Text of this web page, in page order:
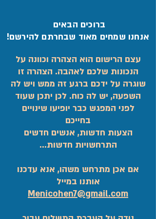
ברוכים הבאים
אנחנו שמחים מאוד שבחרתם להירשם!
עצם הרישום הוא הצהרה וכוונה על
הנכונות שלכם לאהבה. הצהרה זו
שוגרה על ידכם ברגע זה ממש ויש לה
השפעה, יש לה כוח. לכן יתכן שעוד
לפני המפגש כבר יופיעו שינויים
בחייכם
הצעות חדשות, אנשים חדשים
התרחשויות חדשות...
אם אכן מתרחש משהו, אנא עדכנו
אותנו במייל
Menicohen7@gmail.com